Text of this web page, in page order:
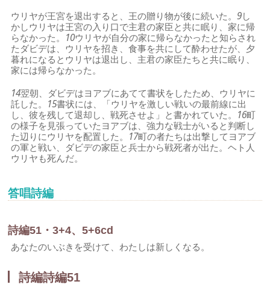
ウリヤが王宮を退出すると、王の贈り物が後に続いた。9し
かしウリヤは王宮の入り口で主君の家臣と共に眠り、家に帰
らなかった。 10ウリヤが自分の家に帰らなかったと知らされ
たダビデは、ウリヤを招き、食事を共にして酔わせたが、夕
暮れになるとウリヤは退出し、主君の家臣たちと共に眠り、
家には帰らなかった。
14翌朝、ダビデはヨアブにあてて書状をしたため、ウリヤに
託した。 15書状には、「ウリヤを激しい戦いの最前線に出
し、彼を残して退却し、戦死させよ」と書かれていた。 16町
の様子を見張っていたヨアブは、強力な戦士がいると判断し
た辺りにウリヤを配置した。 17町の者たちは出撃してヨアブ
の軍と戦い、ダビデの家臣と兵士から戦死者が出た。ヘト人
ウリヤも死んだ。
答唱詩編
詩編51・3+4、5+6cd
あなたのいぶきを受けて、わたしは新しくなる。
詩編詩編51